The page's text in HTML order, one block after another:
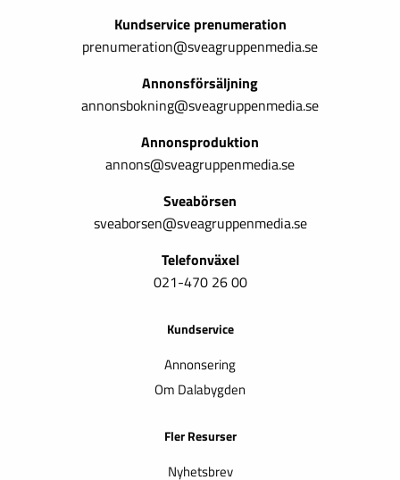
Kundservice prenumeration
prenumeration@sveagruppenmedia.se
Annonsförsäljning
annonsbokning@sveagruppenmedia.se
Annonsproduktion
annons@sveagruppenmedia.se
Sveabörsen
sveaborsen@sveagruppenmedia.se
Telefonväxel
021-470 26 00
Kundservice
Annonsering
Om Dalabygden
Fler Resurser
Nyhetsbrev